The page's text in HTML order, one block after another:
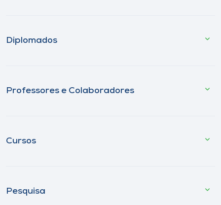
Diplomados
Professores e Colaboradores
Cursos
Pesquisa